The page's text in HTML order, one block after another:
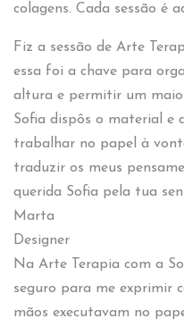
colagens. Cada sessão é
Fiz a sessão de Arte
essa foi a chave para
altura e permitir um
Sofia dispôs o material e
trabalhar no papel à
traduzir os meus
querida Sofia pela tua
Marta
Designer
Na Arte Terapia com a
seguro para me exprimir
mãos executavam no